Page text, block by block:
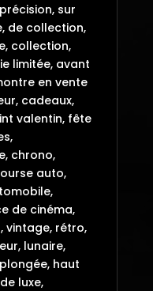
sur
de collection,
collection,
limitée, avant
en vente
cadeaux,
valentin, fête
chrono,
auto,
de cinéma,
vintage, rétro,
lunaire,
haut
luxe,